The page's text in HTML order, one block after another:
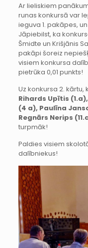
Ar lieliskiem
runas konkursā var
ieguva 1. pakāpes,
Jāpiebilst, ka
Šmidte un Krišjānis
pakāpi šoreiz
visiem konkursa
pietrūka 0,01 punkts!
Uz konkursa 2.
Rihards Upītis
(4 a), Paulīna
Regnārs Nerips
turpmāk!
Paldies visiem
dalībniekus!